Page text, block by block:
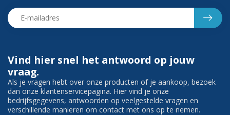
Vind hier snel het antwoord op jouw
vraag.
Als je vragen hebt over onze producten of je aankoop, bezoek
dan onze klantenservicepagina. Hier vind je onze
bedrijfsgegevens, antwoorden op veelgestelde vragen en
verschillende manieren om contact met ons op te nemen.